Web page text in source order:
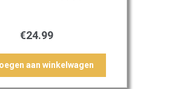
€24.99
aan winkelwagen